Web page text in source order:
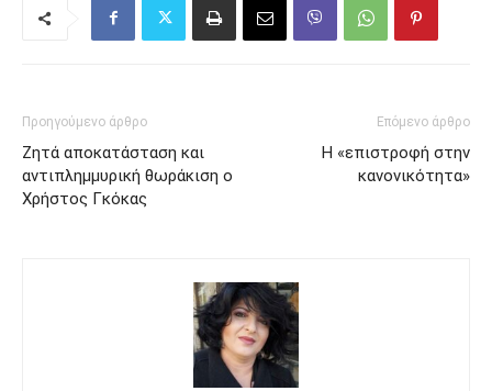
Προηγούμενο άρθρο
Ζητά αποκατάσταση και
αντιπλημμυρική θωράκιση ο
Χρήστος Γκόκας
Επόμενο άρθρο
Η «επιστροφή στην
κανονικότητα»